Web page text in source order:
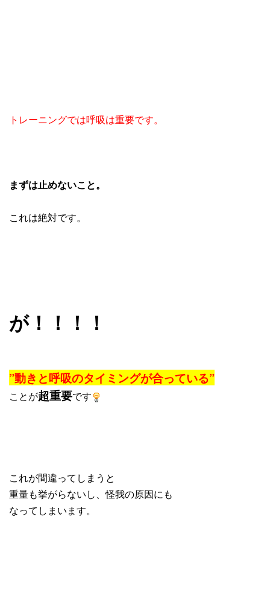
トレーニングでは呼吸は重要です。
まずは止めないこと。
これは絶対です。
が！！！！
”動きと呼吸のタイミングが合っている”
ことが超重要です
これが間違ってしまうと
重量も挙がらないし、怪我の原因にも
なってしまいます。